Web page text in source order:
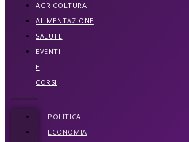
AGRICOLTURA
ALIMENTAZIONE
SALUTE
EVENTI
E
CORSI
POLITICA
ECONOMIA